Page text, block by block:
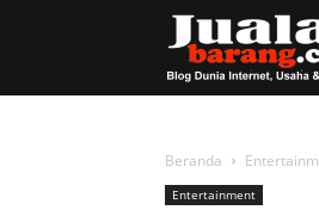
Beranda
Entertainment